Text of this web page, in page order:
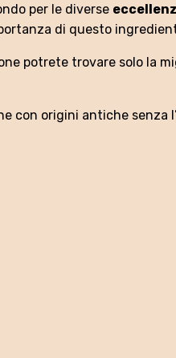
per le diverse
di questo
potrete trovare solo la
con origini antiche